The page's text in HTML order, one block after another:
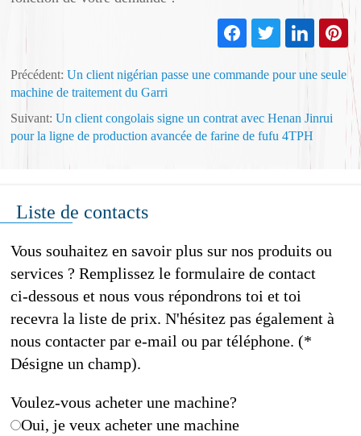
Précédent:Un client nigérian passe une commande pour une seule
machine de traitement du Garri
Suivant:Un client congolais signe un contrat avec Henan Jinrui
pour la ligne de production avancée de farine de fufu 4TPH​
Liste de contacts
Vous souhaitez en savoir plus sur nos produits ou
services ? Remplissez le formulaire de contact
ci-dessous et nous vous répondrons toi et toi
recevra la liste de prix. N'hésitez pas également à
nous contacter par e-mail ou par téléphone. (*
Désigne un champ).
Voulez-vous acheter une machine?
Oui, je veux acheter une machine